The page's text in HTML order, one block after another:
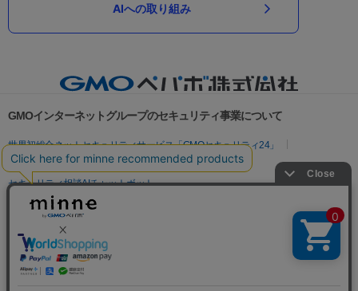
AIへの取り組み
GMOインターネットグループのセキュリティ事業について
世界初総合ネットセキュリティサービス「GMOセキュリティ24」
パスワード漏洩診断
Webサイトリスク診断
セキュリティ相談AIチャットボット
実在証明・盗聴対策
サイバー攻撃対策（GMO Flatt Security）
セキュリティ事業の軌跡